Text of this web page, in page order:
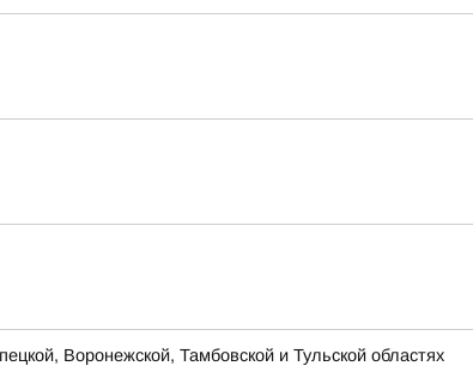
Воронежской, Тамбовской и Тульской областях